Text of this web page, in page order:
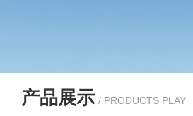
产品展示 / PRODUCTS PLAY